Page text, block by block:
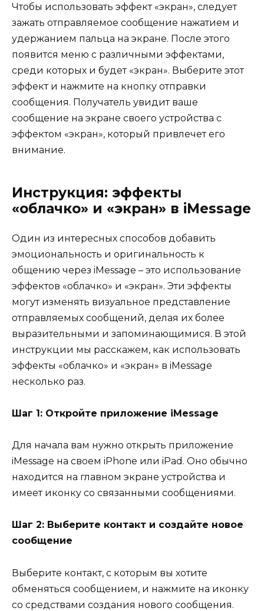
Чтобы использовать эффект «экран», следует
зажать отправляемое сообщение нажатием и
удержанием пальца на экране. После этого
появится меню с различными эффектами,
среди которых и будет «экран». Выберите этот
эффект и нажмите на кнопку отправки
сообщения. Получатель увидит ваше
сообщение на экране своего устройства с
эффектом «экран», который привлечет его
внимание.
Инструкция: эффекты
«облачко» и «экран» в iMessage
Один из интересных способов добавить
эмоциональность и оригинальность к
общению через iMessage – это использование
эффектов «облачко» и «экран». Эти эффекты
могут изменять визуальное представление
отправляемых сообщений, делая их более
выразительными и запоминающимися. В этой
инструкции мы расскажем, как использовать
эффекты «облачко» и «экран» в iMessage
несколько раз.
Шаг 1: Откройте приложение iMessage
Для начала вам нужно открыть приложение
iMessage на своем iPhone или iPad. Оно обычно
находится на главном экране устройства и
имеет иконку со связанными сообщениями.
Шаг 2: Выберите контакт и создайте новое
сообщение
Выберите контакт, с которым вы хотите
обменяться сообщением, и нажмите на иконку
со средствами создания нового сообщения.